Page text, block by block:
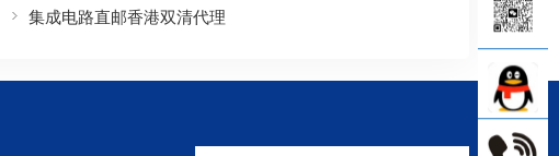
集成电路直邮香港双清代理